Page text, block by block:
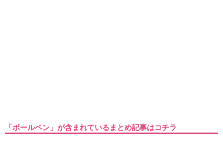
「ボールペン」が含まれているまとめ記事はコチラ